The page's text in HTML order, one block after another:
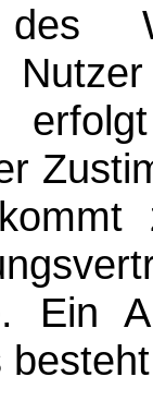
Ein